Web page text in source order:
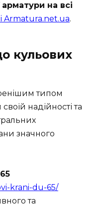
арматури на всі
Armatura.net.ua.
кульових
типом
надійності та
значного
krani-du-65/
та